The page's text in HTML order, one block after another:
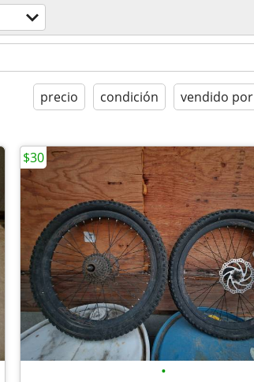
precio condición vendido por
•
$30